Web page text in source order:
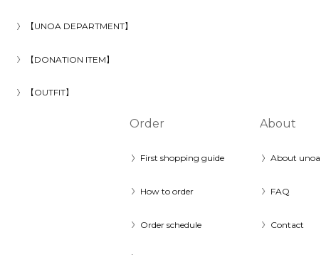
【UNOA DEPARTMENT】
【DONATION ITEM】
【OUTFIT】
Order
First shopping guide
How to order
Order schedule
About
About unoa
FAQ
Contact